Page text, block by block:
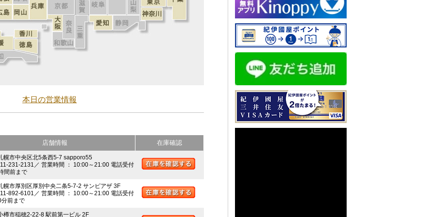
本日の営業情報
店舗情報 在庫確認
幌市中央区北5条西5-7 sapporo55
231-2131／ 営業時間 ： 10:00～21:00 電話受付
間前まで
幌市厚別区厚別中央二条5-7-2 サンピアザ 3F
892-6101／ 営業時間 ： 10:00～21:00 電話受付
前まで
樽市稲穂2-22-8 駅前第一ビル 2F